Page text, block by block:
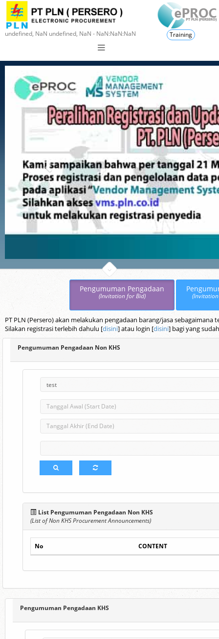
undefined, NaN undefined, NaN - NaN:NaN:NaN Training
Pengumuman Pengadaan
(Invitation for Bid)
PT PLN (Persero) akan melakukan pengadaan barang/jasa
Silakan registrasi terlebih dahulu [disini] atau login [disini] bagi yang
Pengumuman Pengadaan Non KHS
List Pengumuman Pengadaan Non KHS
(List of Non KHS Procurement Announcements)
No CONTENT
Pengumuman Pengadaan KHS